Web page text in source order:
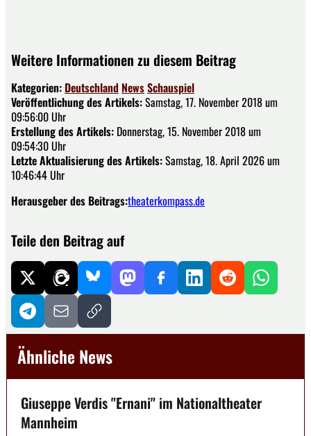
Weitere Informationen zu diesem Beitrag
Kategorien: Deutschland NewsSchauspiel
Veröffentlichung des Artikels:Samstag, 17. November 2018 um
09:56:00 Uhr
Erstellung des Artikels: Donnerstag, 15. November 2018 um
09:54:30 Uhr
Letzte Aktualisierung des Artikels:Samstag, 18. April 2026 um
10:46:44 Uhr
Herausgeber des Beitrags:theaterkompass.de
Teile den Beitrag auf
Ähnliche News
Giuseppe Verdis "Ernani" im Nationaltheater
Mannheim